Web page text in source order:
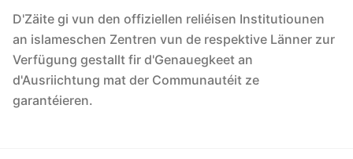
D'Zäite gi vun den offiziellen reliéisen Institutiounen
an islameschen Zentren vun de respektive Länner zur
Verfügung gestallt fir d'Genauegkeet an
d'Ausriichtung mat der Communautéit ze
garantéieren.